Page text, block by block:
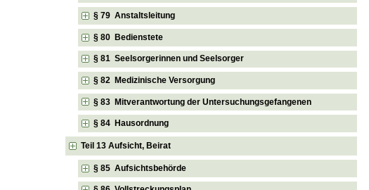
§ 79 Anstaltsleitung
§ 80 Bedienstete
§ 81 Seelsorgerinnen und Seelsorger
§ 82 Medizinische Versorgung
§ 83 Mitverantwortung der Untersuchungsgefangenen
§ 84 Hausordnung
Teil 13 Aufsicht, Beirat
§ 85 Aufsichtsbehörde